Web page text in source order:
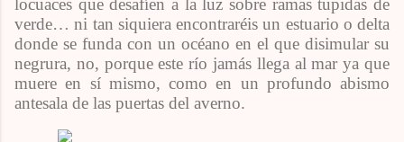
locuaces que desafíen a la luz sobre ramas tupidas de
verde… ni tan siquiera encontraréis un estuario o delta
donde se funda con un océano en el que disimular su
negrura, no, porque este río jamás llega al mar ya que
muere en sí mismo, como en un profundo abismo
antesala de las puertas del averno.